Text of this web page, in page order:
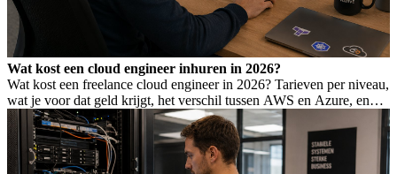
Wat kost een cloud engineer inhuren in 2026?
Wat kost een freelance cloud engineer in 2026? Tarieven per niveau,
wat je voor dat geld krijgt, het verschil tussen AWS en Azure, en
hoe je Wet DBA-risico voorkomt.